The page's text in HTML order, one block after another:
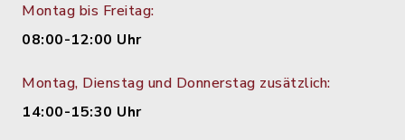
Montag bis Freitag:
08:00-12:00 Uhr
Montag, Dienstag und Donnerstag zusätzlich:
14:00-15:30 Uhr